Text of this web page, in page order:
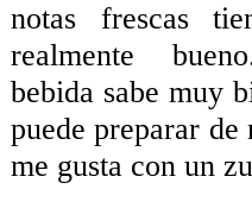
notas frescas
realmente
bebida sabe muy
puede preparar
me gusta con un